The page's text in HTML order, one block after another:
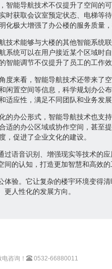
智能导航技术不仅提升了空间的
时获取会议室预定状态、电梯等
化极大增强了办公楼的服务质量
技术能够与大楼的其他智能系统
系统可以在用户接近某个区域时
智能调节不仅提升了员工的工作
度来看，智能导航技术还带来了
闲置空间等信息，科学规划办公
适应性，满足不同团队和业务发展
的办公形式，智能导航技术也支
适的办公区域或协作空间，甚至
，促进了企业文化的建设。
语音识别、增强现实等技术的
的认知，打造更加智慧和高效的
验。它让复杂的楼宇环境变得
人性化的发展方向。
咨询！ 0532-66880011